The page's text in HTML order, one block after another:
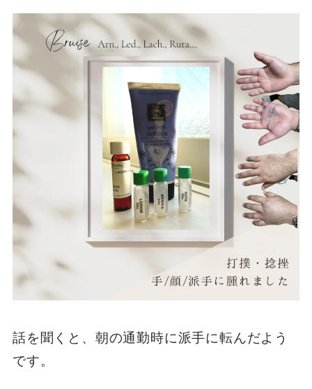
話を聞くと、朝の通勤時に派手に転んだよう
です。